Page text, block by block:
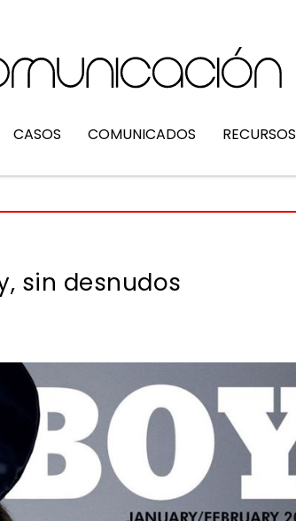
CASOS COMUNICADOS RECURSOS
sin desnudos